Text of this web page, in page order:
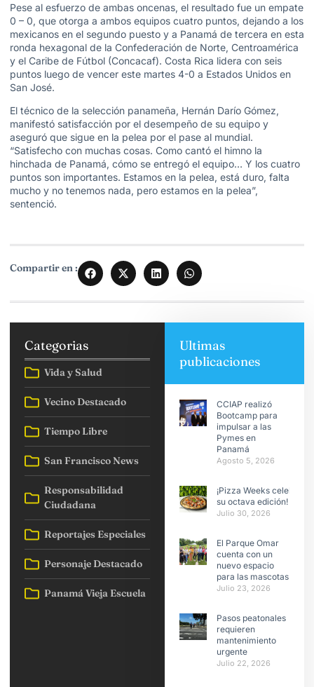
Pese al esfuerzo de ambas oncenas, el resultado fue un empate
0 – 0, que otorga a ambos equipos cuatro puntos, dejando a los
mexicanos en el segundo puesto y a Panamá de tercera en esta
ronda hexagonal de la Confederación de Norte, Centroamérica
y el Caribe de Fútbol (Concacaf). Costa Rica lidera con seis
puntos luego de vencer este martes 4-0 a Estados Unidos en
San José.
El técnico de la selección panameña, Hernán Darío Gómez,
manifestó satisfacción por el desempeño de su equipo y
aseguró que sigue en la pelea por el pase al mundial.
“Satisfecho con muchas cosas. Como cantó el himno la
hinchada de Panamá, cómo se entregó el equipo… Y los cuatro
puntos son importantes. Estamos en la pelea, está duro, falta
mucho y no tenemos nada, pero estamos en la pelea”,
sentenció.
Compartir en :
Categorias
Vida y Salud
Vecino Destacado
Tiempo Libre
San Francisco News
Responsabilidad
Ciudadana
Reportajes Especiales
Personaje Destacado
Panamá Vieja Escuela
Ultimas
publicaciones
CCIAP realizó
Bootcamp para
impulsar a las
Pymes en
Panamá
Agosto 5, 2026
¡Pizza Weeks celebra
su octava edición!
Julio 30, 2026
El Parque Omar
cuenta con un
nuevo espacio
para las mascotas
Julio 23, 2026
Pasos peatonales
requieren
mantenimiento
urgente
Julio 22, 2026